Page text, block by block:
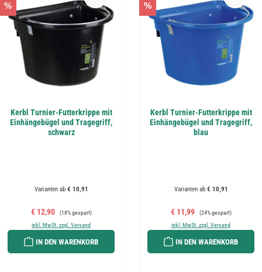
%
Kerbl Turnier-Futterkrippe mit
Einhängebügel und Tragegriff,
schwarz
Varianten ab€ 10,91
Verkaufspreis:
€ 12,90 Regulärer Preis:
(18% gespart)
inkl. MwSt. zzgl. Versand
IN DEN WARENKORB
%
Kerbl Turnier-Futterkrippe mit
Einhängebügel und Tragegriff,
blau
Varianten ab€ 10,91
Verkaufspreis:
€ 11,99 Regulärer Preis:
(24% gespart)
inkl. MwSt. zzgl. Versand
IN DEN WARENKORB